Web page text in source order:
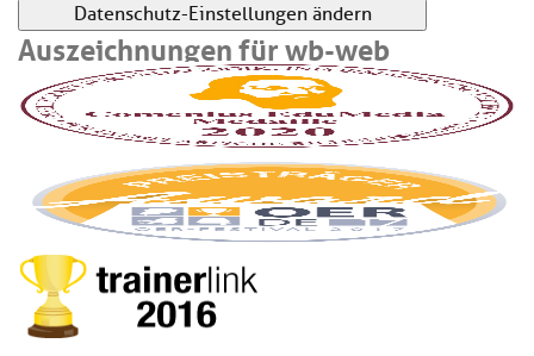
Datenschutz-Einstellungen ändern
Auszeichnungen für wb-web